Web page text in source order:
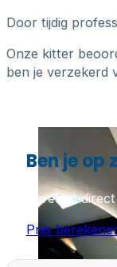
Door tijdig
Onze kitter
ben je verzekerd
Ben je op
Bereken
Prijs